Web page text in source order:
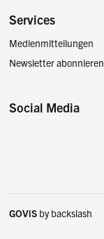
Footer
Services
Medienmitteilungen
Newsletter abonnieren
Social Media
GOViS bybackslash